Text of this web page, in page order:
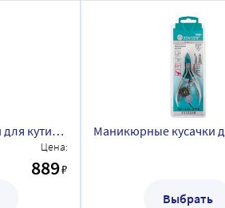
Маникюрные кусачки для кутикулы Zinger B-188 ручной заточки
Цена:
889₽
Выбрать